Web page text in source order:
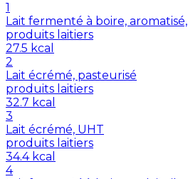
1
Lait fermenté à boire,
produits laitiers
27.5 kcal
2
Lait écrémé, pasteurisé
produits laitiers
32.7 kcal
3
Lait écrémé, UHT
produits laitiers
34.4 kcal
4